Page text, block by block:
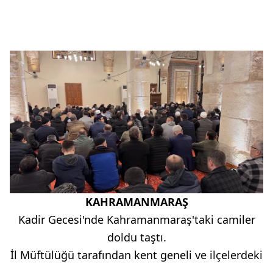
KAHRAMANMARAŞ
Kadir Gecesi'nde Kahramanmaraş'taki camiler
doldu taştı.
İl Müftülüğü tarafından kent geneli ve ilçelerdeki